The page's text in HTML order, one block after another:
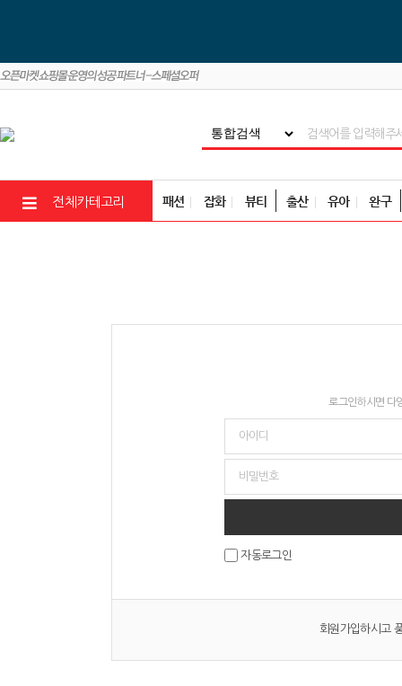
전체카테고리 패션 잡화 뷰티 출산 유아 완구
로그인하시면 다
자동로그인
회원가입하시고